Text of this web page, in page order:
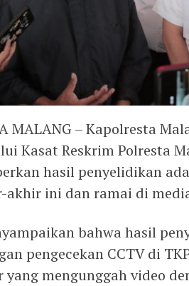
MALANG – Kapolresta
Kasat Reskrim Polresta
hasil penyelidikan
akhir ini dan ramai di
bahwa hasil
pengecekan CCTV di
mengunggah video